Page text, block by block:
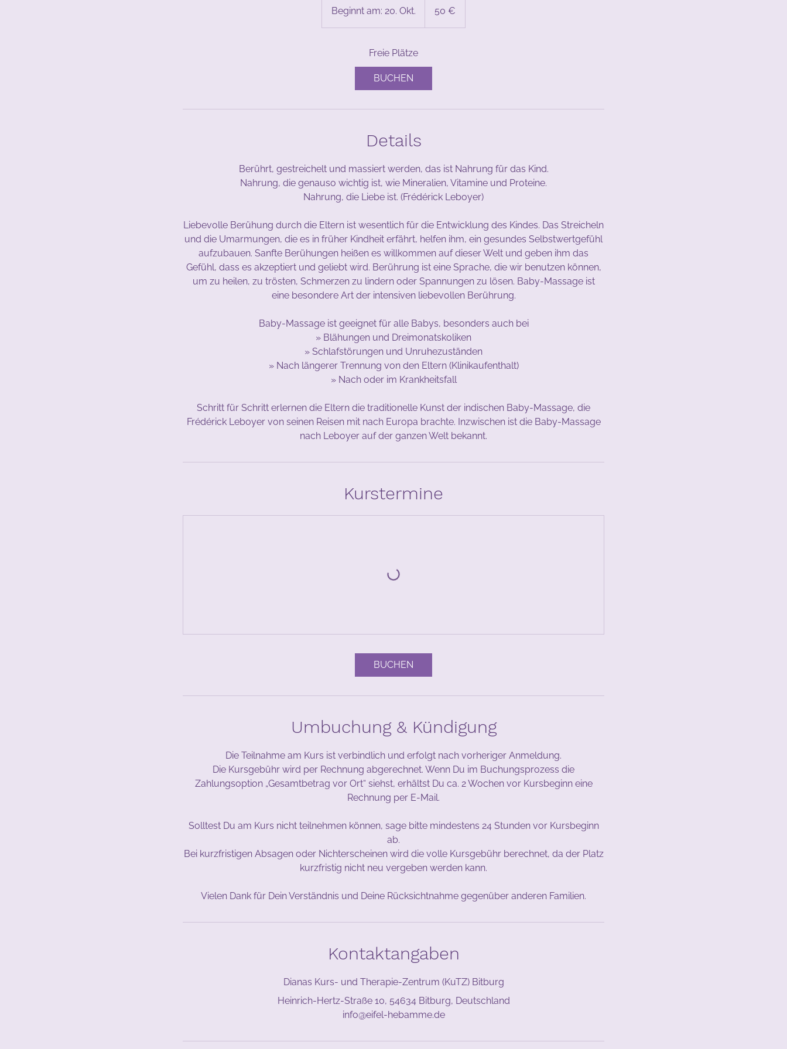
Beginnt am: 20. Okt.
e
i
n
a
:
0
.
O
t
50 €
Freie Plätze
BUCHEN
Details
Berührt, gestreichelt und massiert werden, das ist Nahrung für das Kind.
Nahrung, die genauso wichtig ist, wie Mineralien, Vitamine und Proteine.
Nahrung, die Liebe ist. (Frédérick Leboyer)
Liebevolle Berühung durch die Eltern ist wesentlich für die Entwicklung des Kindes. Das Streicheln
und die Umarmungen, die es in früher Kindheit erfährt, helfen ihm, ein gesundes Selbstwertgefühl
aufzubauen. Sanfte Berühungen heißen es willkommen auf dieser Welt und geben ihm das
Gefühl, dass es akzeptiert und geliebt wird. Berührung ist eine Sprache, die wir benutzen können,
um zu heilen, zu trösten, Schmerzen zu lindern oder Spannungen zu lösen. Baby-Massage ist
eine besondere Art der intensiven liebevollen Berührung.
Baby-Massage ist geeignet für alle Babys, besonders auch bei
» Blähungen und Dreimonatskoliken
» Schlafstörungen und Unruhezuständen
» Nach längerer Trennung von den Eltern (Klinikaufenthalt)
» Nach oder im Krankheitsfall
Schritt für Schritt erlernen die Eltern die traditionelle Kunst der indischen Baby-Massage, die
Frédérick Leboyer von seinen Reisen mit nach Europa brachte. Inzwischen ist die Baby-Massage
nach Leboyer auf der ganzen Welt bekannt.
Kurstermine
BUCHEN
Umbuchung & Kündigung
Die Teilnahme am Kurs ist verbindlich und erfolgt nach vorheriger Anmeldung.
Die Kursgebühr wird per Rechnung abgerechnet. Wenn Du im Buchungsprozess die
Zahlungsoption „Gesamtbetrag vor Ort“ siehst, erhältst Du ca. 2 Wochen vor Kursbeginn eine
Rechnung per E-Mail.
Solltest Du am Kurs nicht teilnehmen können, sage bitte mindestens 24 Stunden vor Kursbeginn
ab.
Bei kurzfristigen Absagen oder Nichterscheinen wird die volle Kursgebühr berechnet, da der Platz
kurzfristig nicht neu vergeben werden kann.
Vielen Dank für Dein Verständnis und Deine Rücksichtnahme gegenüber anderen Familien.
Kontaktangaben
Dianas Kurs- und Therapie-Zentrum (KuTZ) Bitburg
Heinrich-Hertz-Straße 10, 54634 Bitburg, Deutschland
info@eifel-hebamme.de